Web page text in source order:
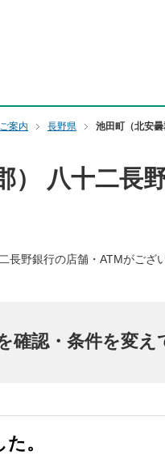
案内 長野県 池田町（北安
） 八十二長
長野銀行の店舗・ATMがござ
確認・条件を変え
。